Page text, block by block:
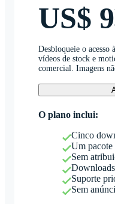
US$ 9
Desbloqueie o acesso
vídeos de stock e
comercial. Imagens
O plano inclui:
Cinco
Um pacote
Sem
Suporte
Sem